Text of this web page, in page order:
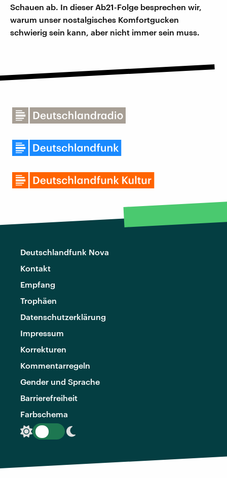
Schauen ab. In dieser Ab21-Folge besprechen wir,
warum unser nostalgisches Komfortgucken
schwierig sein kann, aber nicht immer sein muss.
Deutschlandfunk Nova
Kontakt
Empfang
Trophäen
Datenschutzerklärung
Impressum
Korrekturen
Kommentarregeln
Gender und Sprache
Barrierefreiheit
Farbschema